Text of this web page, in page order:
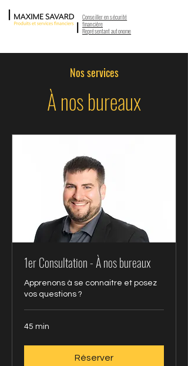
Conseiller en sécurité
financière
Représentant autonome
Nos services
À nos bureaux
1er Consultation - À nos bureaux
Apprenons à se connaitre et posez
vos questions ?
45 min
Réserver